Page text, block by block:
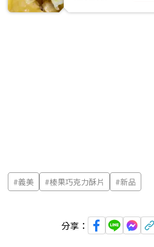
#義美 #榛果巧克力酥片 #新品
分享：